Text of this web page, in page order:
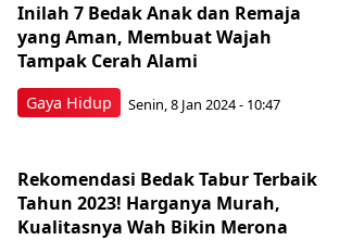
Gaya Hidup
Inilah 7 Bedak Anak dan Remaja
yang Aman, Membuat Wajah
Tampak Cerah Alami
Senin, 8 Jan 2024 - 10:47
Rekomendasi Bedak Tabur Terbaik
Tahun 2023! Harganya Murah,
Kualitasnya Wah Bikin Merona